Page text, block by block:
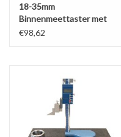
18-35mm
Binnenmeettaster met
meetklok x0,01mm
€98,62